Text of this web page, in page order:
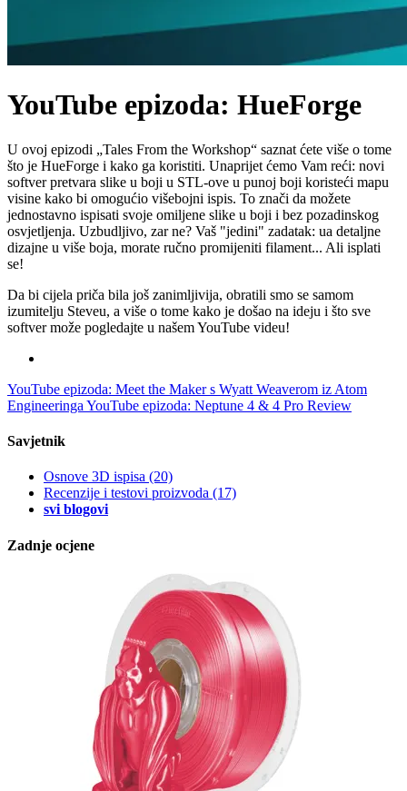
YouTube epizoda: HueForge
U ovoj epizodi „Tales From the Workshop“ saznat ćete više o tome
što je HueForge i kako ga koristiti. Unaprijet ćemo Vam reći: novi
softver pretvara slike u boji u STL-ove u punoj boji koristeći mapu
visine kako bi omogućio višebojni ispis. To znači da možete
jednostavno ispisati svoje omiljene slike u boji i bez pozadinskog
osvjetljenja. Uzbudljivo, zar ne? Vaš "jedini" zadatak: ua detaljne
dizajne u više boja, morate ručno promijeniti filament... Ali isplati
se!
Da bi cijela priča bila još zanimljivija, obratili smo se samom
izumitelju Steveu, a više o tome kako je došao na ideju i što sve
softver može pogledajte u našem YouTube videu!
YouTube epizoda: Meet the Maker s Wyatt Weaverom iz Atom
Engineeringa YouTube epizoda: Neptune 4 & 4 Pro Review
Savjetnik
Osnove 3D ispisa (20)
Recenzije i testovi proizvoda (17)
svi blogovi
Zadnje ocjene